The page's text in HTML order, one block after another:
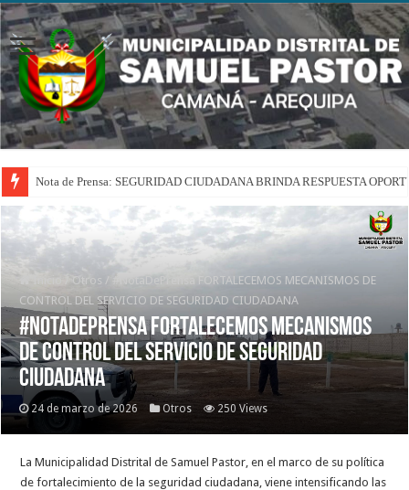
Nota de Prensa: SEGURIDAD CIUDADANA BRINDA RESPUESTA
Otros /
#NotaDePrensa FORTALECEMOS MECANISMOS DE
CONTROL DEL SERVICIO DE SEGURIDAD CIUDADANA
#NotaDePrensa FORTALECEMOS MECANISMOS
DE CONTROL DEL SERVICIO DE SEGURIDAD
CIUDADANA
24 de marzo de 2026 Otros 250 Views
La Municipalidad Distrital de Samuel Pastor, en el marco de su política
de fortalecimiento de la seguridad ciudadana, viene intensificando las